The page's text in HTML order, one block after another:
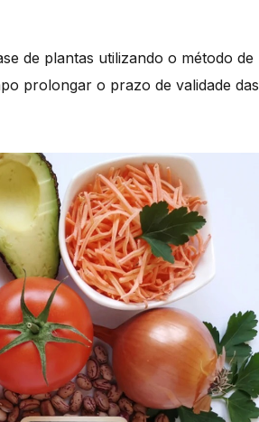
de plantas utilizando o método de
prolongar o prazo de validade das